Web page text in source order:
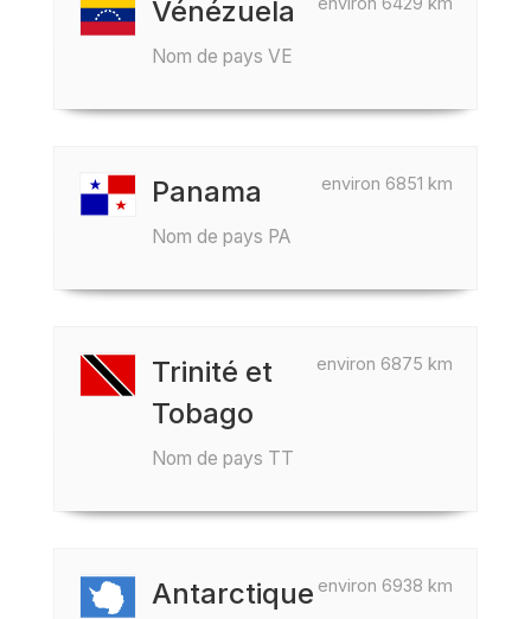
Vénézuela
Nom de pays VE
environ 6851 km
Panama
Nom de pays PA
environ 6875 km
Trinité et
Tobago
Nom de pays TT
environ 6938 km
Antarctique